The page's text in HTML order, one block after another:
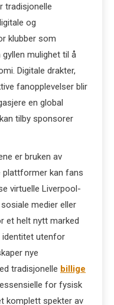
tradisjonelle
og
klubber som
mulighet til å
Digitale drakter,
fanopplevelser blir
en global
tilby sponsorer
er bruken av
plattformer kan fans
virtuelle Liverpool-
medier eller
et helt nytt marked
identitet utenfor
nye
tradisjonelle billige
for fysisk
komplett spekter av